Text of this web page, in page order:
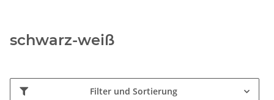
schwarz-weiß
Filter und Sortierung